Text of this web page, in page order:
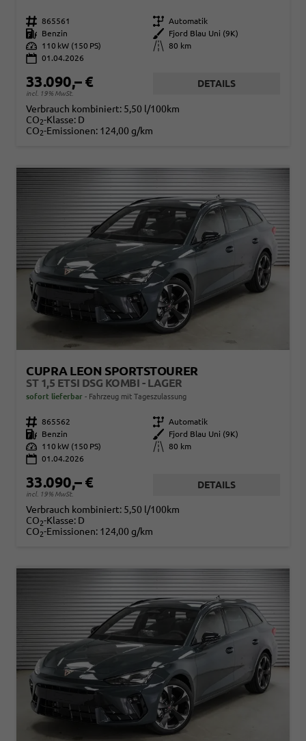
Fahrzeugnr. 865561 Getriebe
Automatik
Kraftstoff
Benzin Außenfarbe
Fjord Blau Uni (9K)
Leistung
110 kW (150 PS) Kilometerstand
80 km
01.04.2026
33.090,– €
incl. 19% MwSt.
DETAILS
Verbrauch kombiniert: 5,50 l/100km
CO2-Klasse: D
CO2-Emissionen: 124,00 g/km
CUPRA LEON SPORTSTOURER
ST 1,5 ETSI DSG KOMBI - LAGER
sofort lieferbar Fahrzeug mit Tageszulassung
Fahrzeugnr. 865562 Getriebe Automatik
Kraftstoff
Benzin Außenfarbe
Fjord Blau Uni (9K)
Leistung
110 kW (150 PS) Kilometerstand
80 km
01.04.2026
33.090,– €
incl. 19% MwSt.
DETAILS
Verbrauch kombiniert: 5,50 l/100km
CO2-Klasse: D
CO2-Emissionen: 124,00 g/km